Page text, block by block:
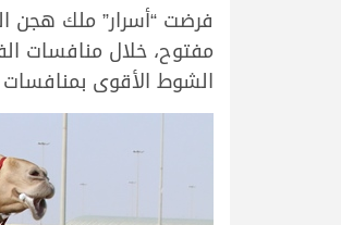
فرضت “أسرار” ملك هجن
الشوط الأقوى بمنافسات اليوم الختامي بتوقيت زمني